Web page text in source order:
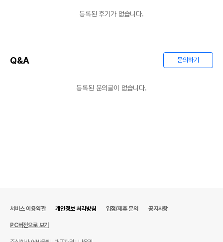
등록된 후기가 없습니다.
Q&A 문의하기
등록된 문의글이 없습니다.
서비스 이용약관 개인정보 처리방침 입점/제휴 문의 공지사항
PC버전으로 보기